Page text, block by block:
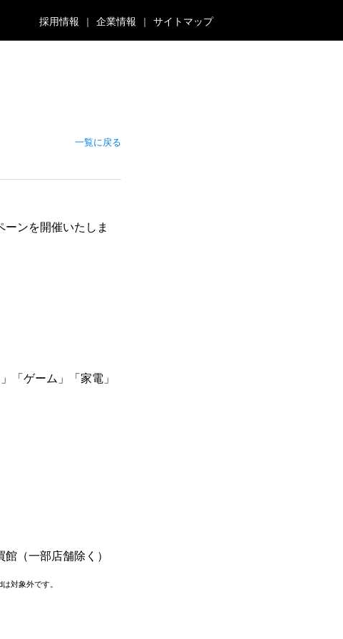
採用情報 企業情報 サイトマップ
一覧に戻る
ンを開催いたしま
「ゲーム」「家電」
（一部店舗除く）
対象外です。